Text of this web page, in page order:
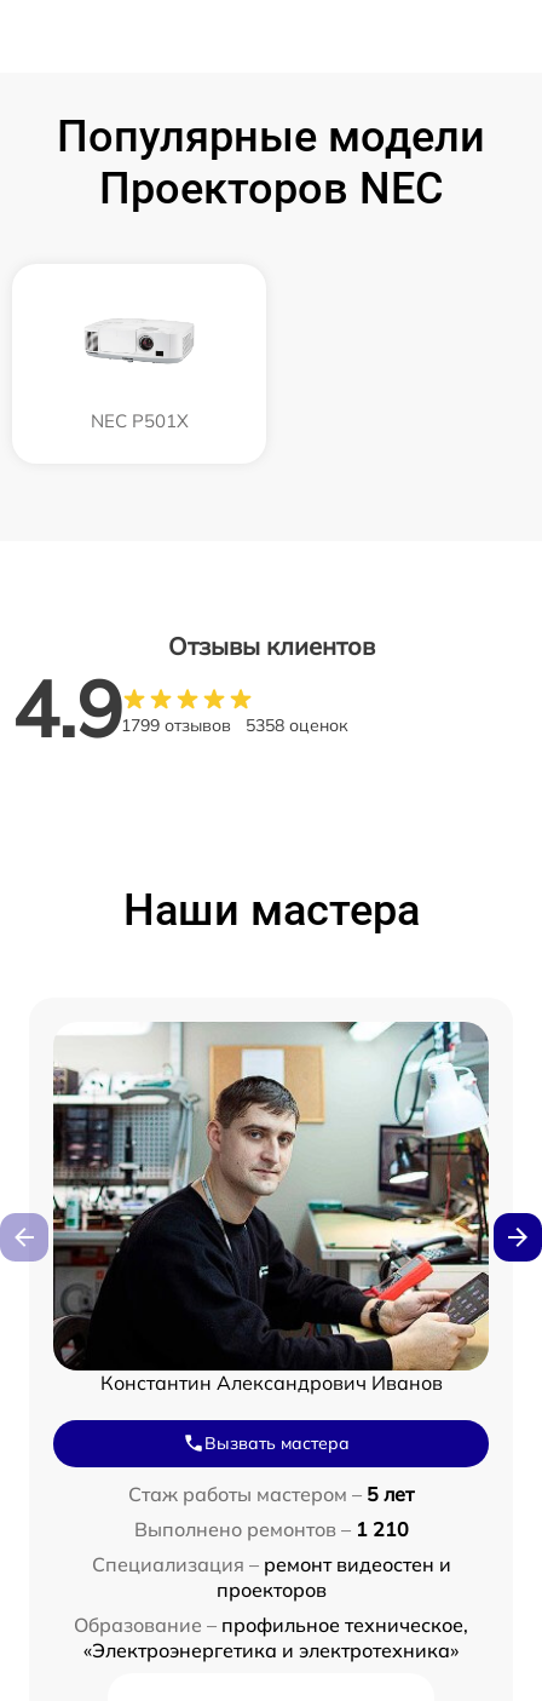
Популярные модели
Проекторов NEC
NEC P501X
Отзывы клиентов
4.91799 отзывов 5358 оценок
Наши мастера
Константин Александрович Иванов
Вызвать мастера
Стаж работы мастером – 5 лет
Выполнено ремонтов – 1 210
Специализация – ремонт видеостен и
проекторов
Образование – профильное техническое,
«Электроэнергетика и электротехника»